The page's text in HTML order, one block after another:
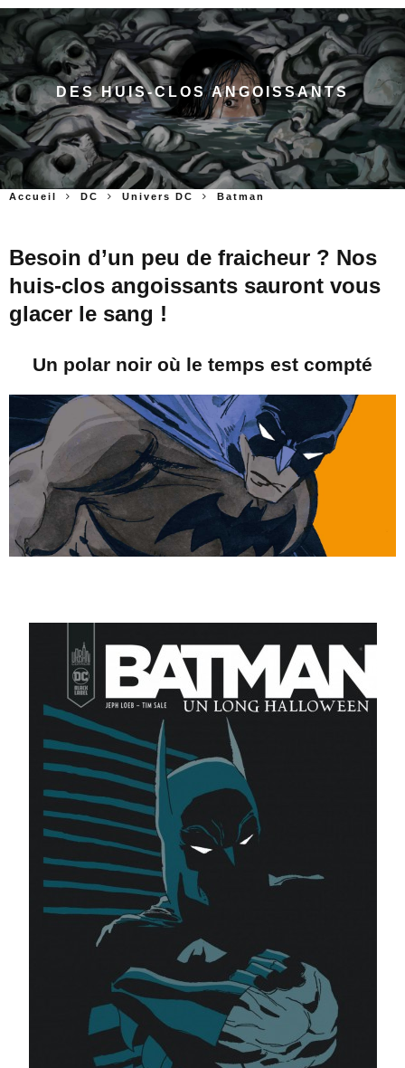
DES HUIS-CLOS ANGOISSANTS
Accueil DC Univers DC Batman
Besoin d’un peu de fraicheur ? Nos
huis-clos angoissants sauront vous
glacer le sang !
Un polar noir où le temps est compté